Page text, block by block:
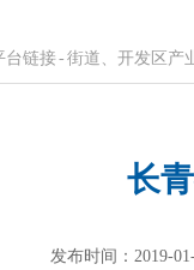
台链接- 街道、开发区产
长
发布时间：2019-